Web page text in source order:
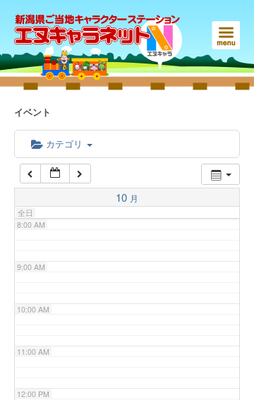
イベント
カテゴリ
10 月
全日
3:00 AM
4:00 AM
6:00 AM
7:00 AM
8:00 AM
9:00 AM
10:00 AM
11:00 AM
12:00 PM